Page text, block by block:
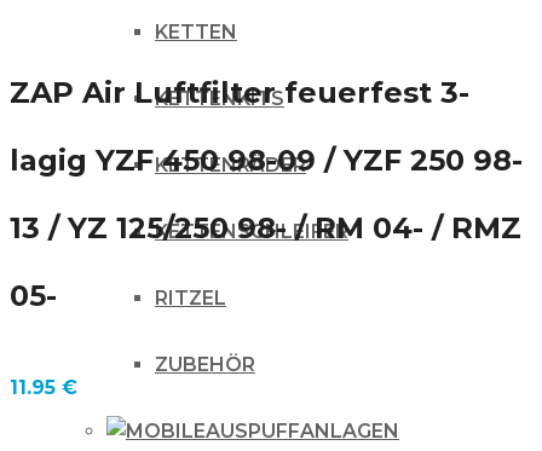
KETTEN
KETTENKITS
KETTENRÄDER
KETTENSCHLEIFER
RITZEL
ZUBEHÖR
AUSPUFFANLAGEN
ZAP Air Luftfilter feuerfest 3-
lagig YZF 450 98-09 / YZF 250 98-
13 / YZ 125/250 98- / RM 04- / RMZ
05-
11.95 €